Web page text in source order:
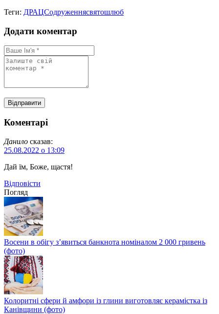
Теги: ДРАЦСодруженнясвятошлюб
Додати коментар
Коментарі
Данило сказав:
25.08.2022 о 13:09
Дай їм, Боже, щастя!
Відповіcти
Погляд
Восени в обігу з’явиться банкнота номіналом 2 000 гривень
(фото)
Колоритні сфери й амфори із глини виготовляє керамістка із
Канівщини (фото)